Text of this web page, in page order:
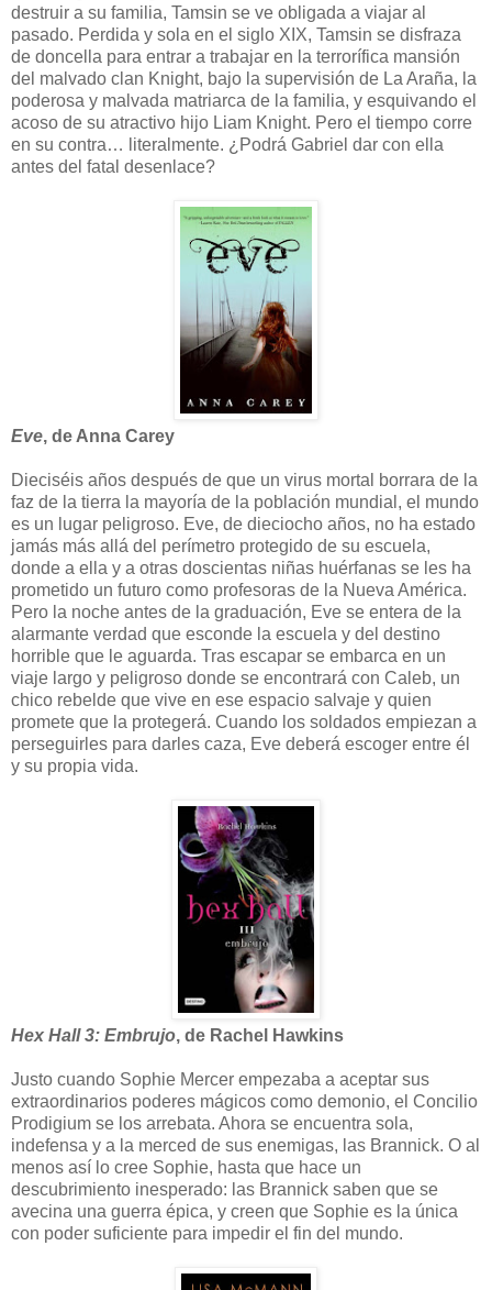
destruir a su familia, Tamsin se ve obligada a viajar al
pasado. Perdida y sola en el siglo XIX, Tamsin se disfraza
de doncella para entrar a trabajar en la terrorífica mansión
del malvado clan Knight, bajo la supervisión de La Araña, la
poderosa y malvada matriarca de la familia, y esquivando el
acoso de su atractivo hijo Liam Knight. Pero el tiempo corre
en su contra… literalmente. ¿Podrá Gabriel dar con ella
antes del fatal desenlace?
Eve, de Anna Carey
Dieciséis años después de que un virus mortal borrara de la
faz de la tierra la mayoría de la población mundial, el mundo
es un lugar peligroso. Eve, de dieciocho años, no ha estado
jamás más allá del perímetro protegido de su escuela,
donde a ella y a otras doscientas niñas huérfanas se les ha
prometido un futuro como profesoras de la Nueva América.
Pero la noche antes de la graduación, Eve se entera de la
alarmante verdad que esconde la escuela y del destino
horrible que le aguarda. Tras escapar se embarca en un
viaje largo y peligroso donde se encontrará con Caleb, un
chico rebelde que vive en ese espacio salvaje y quien
promete que la protegerá. Cuando los soldados empiezan a
perseguirles para darles caza, Eve deberá escoger entre él
y su propia vida.
Hex Hall 3: Embrujo, de Rachel Hawkins
Justo cuando Sophie Mercer empezaba a aceptar sus
extraordinarios poderes mágicos como demonio, el Concilio
Prodigium se los arrebata. Ahora se encuentra sola,
indefensa y a la merced de sus enemigas, las Brannick. O al
menos así lo cree Sophie, hasta que hace un
descubrimiento inesperado: las Brannick saben que se
avecina una guerra épica, y creen que Sophie es la única
con poder suficiente para impedir el fin del mundo.